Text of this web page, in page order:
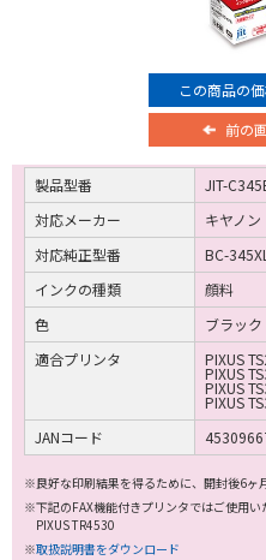
この商品の
前の
製品型番
JIT-
対応メーカー
キヤノン
対応純正型番
BC-345XL
インクの種類
顔料
色
ブラック
適合プリンタ
PIXUS
PIXUS
PIXUS
PIXUS
JANコード
※良好な印刷結果を得るために、開封後6ヶ
※下記のFAX機能付きプリンタではご使用い
PIXUS TR4530
※取扱説明書をダウンロード